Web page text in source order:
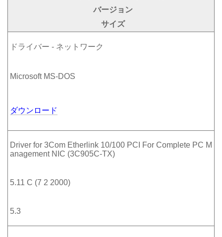
バージョン
サイズ
ドライバー - ネットワーク
Microsoft MS-DOS
ダウンロード
Driver for 3Com Etherlink 10/100 PCI For Complete PC M
anagement NIC (3C905C-TX)
5.11 C (7 2 2000)
5.3